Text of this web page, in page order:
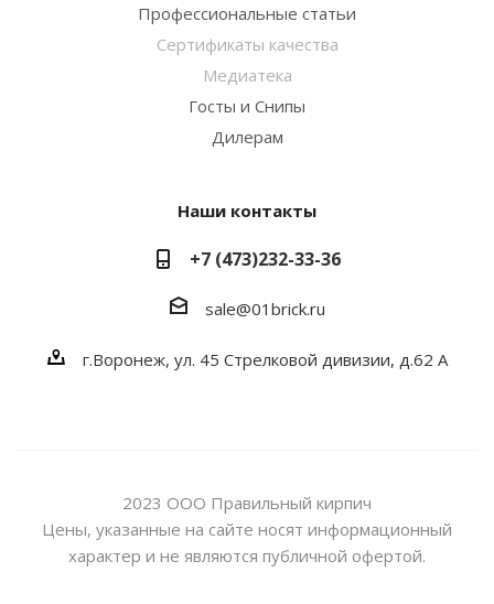
Профессиональные статьи
Сертификаты качества
Медиатека
Госты и Снипы
Дилерам
Наши контакты
+7 (473)232-33-36
sale@01brick.ru
г.Воронеж, ул. 45 Стрелковой дивизии, д.62 А
2023 ООО Правильный кирпич
Цены, указанные на сайте носят информационный
характер и не являются публичной офертой.